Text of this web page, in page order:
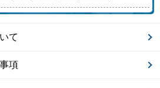
て
項